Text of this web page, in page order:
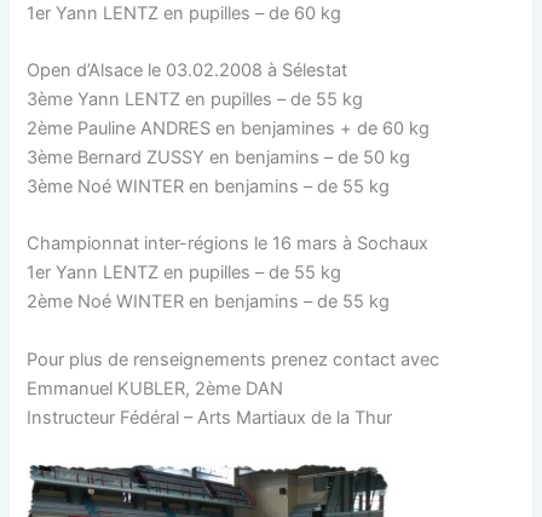
1er Yann LENTZ en pupilles – de 60 kg
Open d’Alsace le 03.02.2008 à Sélestat
3ème Yann LENTZ en pupilles – de 55 kg
2ème Pauline ANDRES en benjamines + de 60 kg
3ème Bernard ZUSSY en benjamins – de 50 kg
3ème Noé WINTER en benjamins – de 55 kg
Championnat inter-régions le 16 mars à Sochaux
1er Yann LENTZ en pupilles – de 55 kg
2ème Noé WINTER en benjamins – de 55 kg
Pour plus de renseignements prenez contact avec
Emmanuel KUBLER, 2ème DAN
Instructeur Fédéral – Arts Martiaux de la Thur